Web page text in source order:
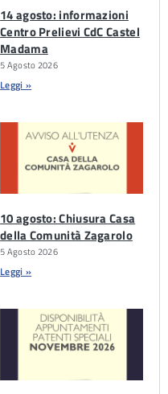
14 agosto: informazioni
Centro Prelievi CdC Castel
Madama
5 Agosto 2026
Leggi »
10 agosto: Chiusura Casa
della Comunità Zagarolo
5 Agosto 2026
Leggi »